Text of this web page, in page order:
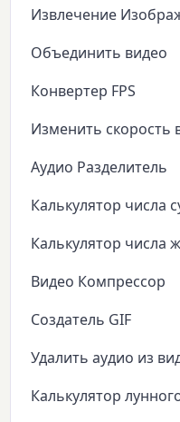
Извлечение
Объединить видео
Конвертер FPS
Изменить скорость
Аудио Разделитель
Калькулятор числа
Калькулятор числа
Видео Компрессор
Создатель GIF
Удалить аудио из
Калькулятор